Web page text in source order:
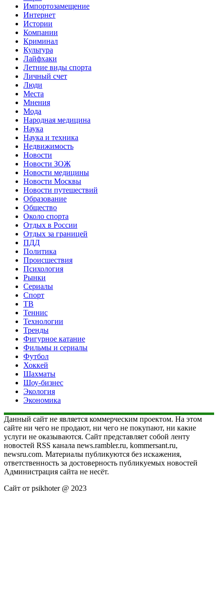
Импортозамещение
Интернет
Истории
Компании
Криминал
Культура
Лайфхаки
Летние виды спорта
Личный счет
Люди
Места
Мнения
Мода
Народная медицина
Наука
Наука и техника
Недвижимость
Новости
Новости ЗОЖ
Новости медицины
Новости Москвы
Новости путешествий
Образование
Общество
Около спорта
Отдых в России
Отдых за границей
ПДД
Политика
Происшествия
Психология
Рынки
Сериалы
Спорт
ТВ
Теннис
Технологии
Тренды
Фигурное катание
Фильмы и сериалы
Футбол
Хоккей
Шахматы
Шоу-бизнес
Экология
Экономика
Данный сайт не является коммерческим проектом. На этом
сайте ни чего не продают, ни чего не покупают, ни какие
услуги не оказываются. Сайт представляет собой ленту
новостей RSS канала news.rambler.ru, kommersant.ru,
newsru.com. Материалы публикуются без искажения,
ответственность за достоверность публикуемых новостей
Администрация сайта не несёт.
Сайт от psikhoter @ 2023